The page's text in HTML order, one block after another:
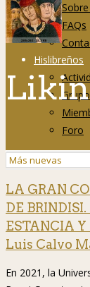
FAQs
Hislibreños
Foro
LA GRAN
DE
ESTANCIA Y
Luis Calvo
En 2021, la